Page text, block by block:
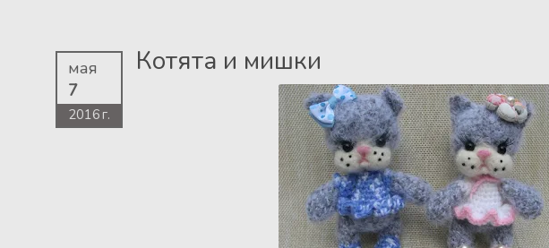
Котята и мишки
мая
7
2016 г.